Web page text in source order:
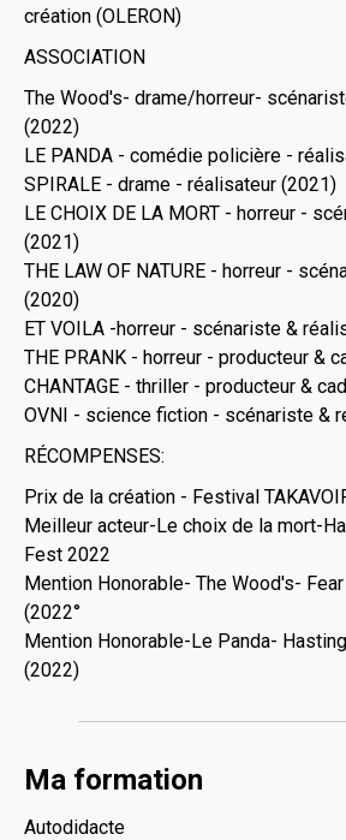
création (OLERON)
ASSOCIATION
The Wood's- drame/horreur-
(2022)
LE PANDA - comédie policière -
SPIRALE - drame - réalisateur (2021)
LE CHOIX DE LA MORT - horreur -
(2021)
THE LAW OF NATURE - horreur -
(2020)
ET VOILA -horreur - scénariste &
THE PRANK - horreur - producteur &
CHANTAGE - thriller - producteur &
OVNI - science fiction - scénariste &
RÉCOMPENSES:
Prix de la création - Festival
Meilleur acteur-Le choix de la mort-
Fest 2022
Mention Honorable- The Wood's-
(2022°
Mention Honorable-Le Panda-
(2022)
Ma formation
Autodidacte